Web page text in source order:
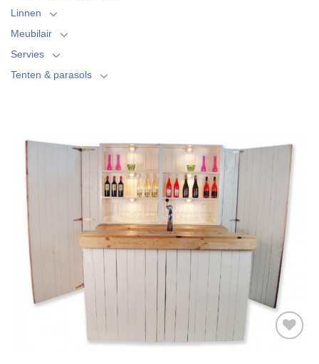
Linnen
Meubilair
Servies
Tenten & parasols